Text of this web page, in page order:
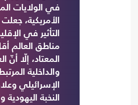
في الولايات
الأمريكية،
التأثير في
مناطق العالم
المعتاد، إلّا أنّ
والداخلية
الإسرائيلي
النخبة